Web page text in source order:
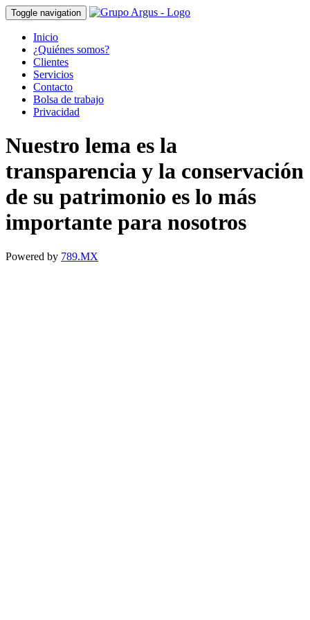
Toggle navigation
Inicio
¿Quiénes somos?
Clientes
Servicios
Contacto
Bolsa de trabajo
Privacidad
Nuestro lema es la
transparencia y la conservación
de su patrimonio es lo más
importante para nosotros
Powered by 789.MX